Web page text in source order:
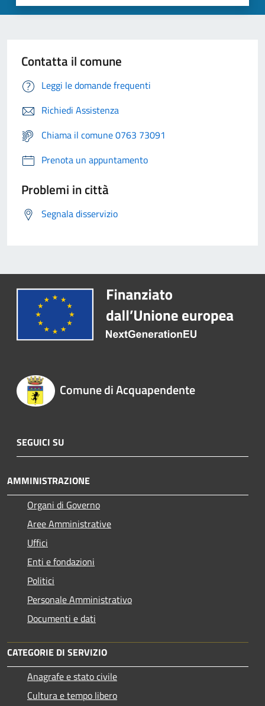
Contatta il comune
Leggi le domande frequenti
Richiedi Assistenza
Chiama il comune 0763 73091
Prenota un appuntamento
Problemi in città
Segnala disservizio
Comune di Acquapendente
SEGUICI SU
AMMINISTRAZIONE
Organi di Governo
Aree Amministrative
Uffici
Enti e fondazioni
Politici
Personale Amministrativo
Documenti e dati
CATEGORIE DI SERVIZIO
Anagrafe e stato civile
Cultura e tempo libero